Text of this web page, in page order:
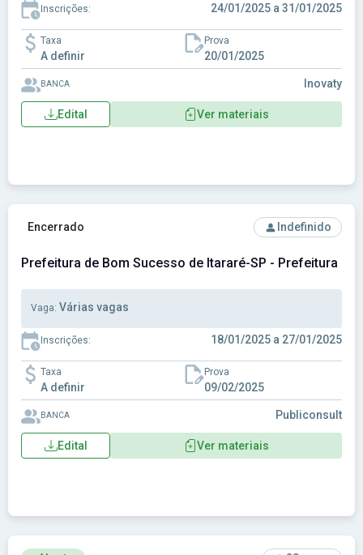
Inscrições: 24/01/2025 a 31/01/2025
Taxa
A definir
Prova
20/01/2025
BANCA Inovaty
Edital Ver materiais
Ver concurso: Prefeitura de Bom Sucesso de Itararé-SP -
Encerrado Indefinido
Prefeitura de Bom Sucesso de Itararé-SP - Prefeitura
Vaga: Várias vagas
Inscrições: 18/01/2025 a 27/01/2025
Taxa
A definir
Prova
09/02/2025
BANCA Publiconsult
Edital Ver materiais